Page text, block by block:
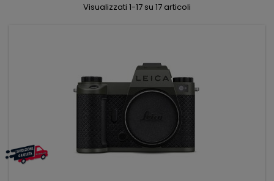
Visualizzati 1-17 su 17 articoli